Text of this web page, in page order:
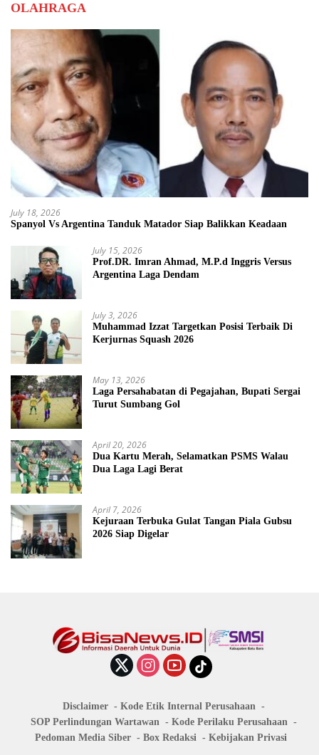
OLAHRAGA
July 18, 2026
Spanyol Vs Argentina Tanduk Matador Siap Balikkan Keadaan
July 15, 2026
Prof.DR. Imran Ahmad, M.P.d Inggris Versus
Argentina Laga Dendam
July 3, 2026
Muhammad Izzat Targetkan Posisi Terbaik Di
Kerjurnas Squash 2026
May 13, 2026
Laga Persahabatan di Pegajahan, Bupati Sergai
Turut Sumbang Gol
April 20, 2026
Dua Kartu Merah, Selamatkan PSMS Walau
Dua Laga Lagi Berat
April 7, 2026
Kejuraan Terbuka Gulat Tangan Piala Gubsu
2026 Siap Digelar
Disclaimer
Kode Etik Internal Perusahaan
SOP Perlindungan Wartawan
Kode Perilaku Perusahaan
Pedoman Media Siber
Box Redaksi Kebijakan Privasi